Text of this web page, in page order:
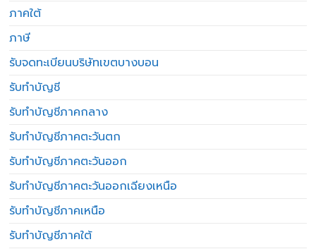
ภาคใต้
ภาษี
รับจดทะเบียนบริษัทเขตบางบอน
รับทำบัญชี
รับทำบัญชีภาคกลาง
รับทำบัญชีภาคตะวันตก
รับทำบัญชีภาคตะวันออก
รับทำบัญชีภาคตะวันออกเฉียงเหนือ
รับทำบัญชีภาคเหนือ
รับทำบัญชีภาคใต้